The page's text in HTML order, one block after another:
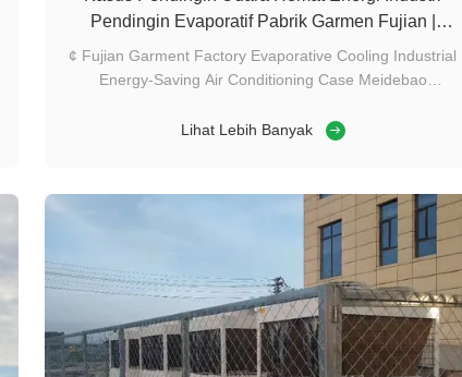
Pendingin Evaporatif Pabrik Garmen Fujian |
Meidebao
¢ Fujian Garment Factory Evaporative Cooling Industrial
Energy-Saving Air Conditioning Case Meidebao
Factory Sewing Workshop Evaporative Cooling Sistem
Lihat Lebih Banyak